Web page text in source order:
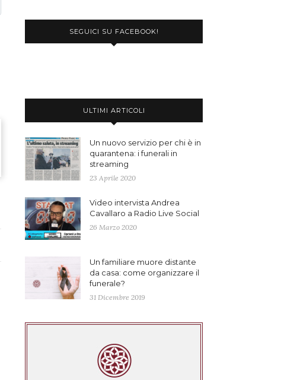
SEGUICI SU FACEBOOK!
ULTIMI ARTICOLI
Un nuovo servizio per chi è in
quarantena: i funerali in
streaming
23 Aprile 2020
Video intervista Andrea
Cavallaro a Radio Live Social
26 Marzo 2020
Un familiare muore distante
da casa: come organizzare il
funerale?
31 Dicembre 2019